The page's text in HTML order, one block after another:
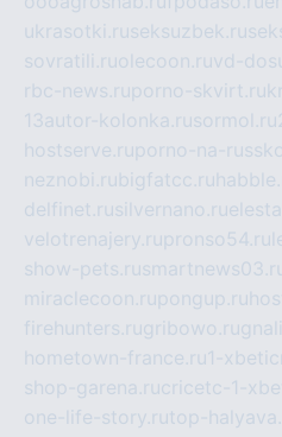
ukrasotki.ruseksuzbek.ru
sovratili.ruolecoon.ruvd-
rbc-news.ruporno-skvirt.ru
13autor-kolonka.rusormol.ru
hostserve.ruporno-na-
neznobi.rubigfatcc.ru
delfinet.rusilvernano.ru
velotrenajery.rupronso54.ru
show-pets.ru
miraclecoon.rupongup.ru
firehunters.rugribowo.ru
hometown-france.ru1-
shop-garena.rucricetc-1-
one-life-story.rutop-